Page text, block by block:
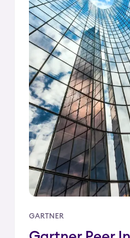
GARTNER